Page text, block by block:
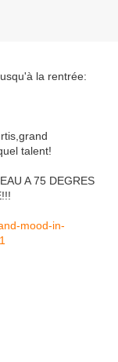
la rentrée:
talent!
A 75 DEGRES
mood-in-